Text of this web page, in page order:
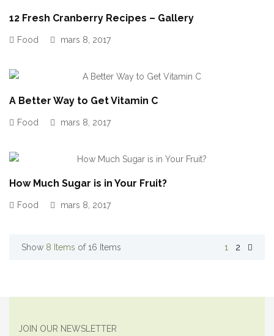
12 Fresh Cranberry Recipes – Gallery
Food mars 8, 2017
A Better Way to Get Vitamin C
Food mars 8, 2017
How Much Sugar is in Your Fruit?
Food mars 8, 2017
Show 8 Items of 16 Items 1 2
JOIN OUR NEWSLETTER